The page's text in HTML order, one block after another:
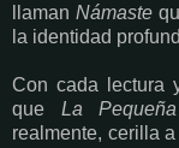
llamanNámaste
la identidad
Con cada lectura
que La
realmente, cerilla